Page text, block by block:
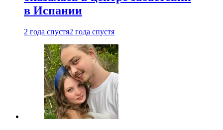
в Испании
2 года спустя2 года спустя